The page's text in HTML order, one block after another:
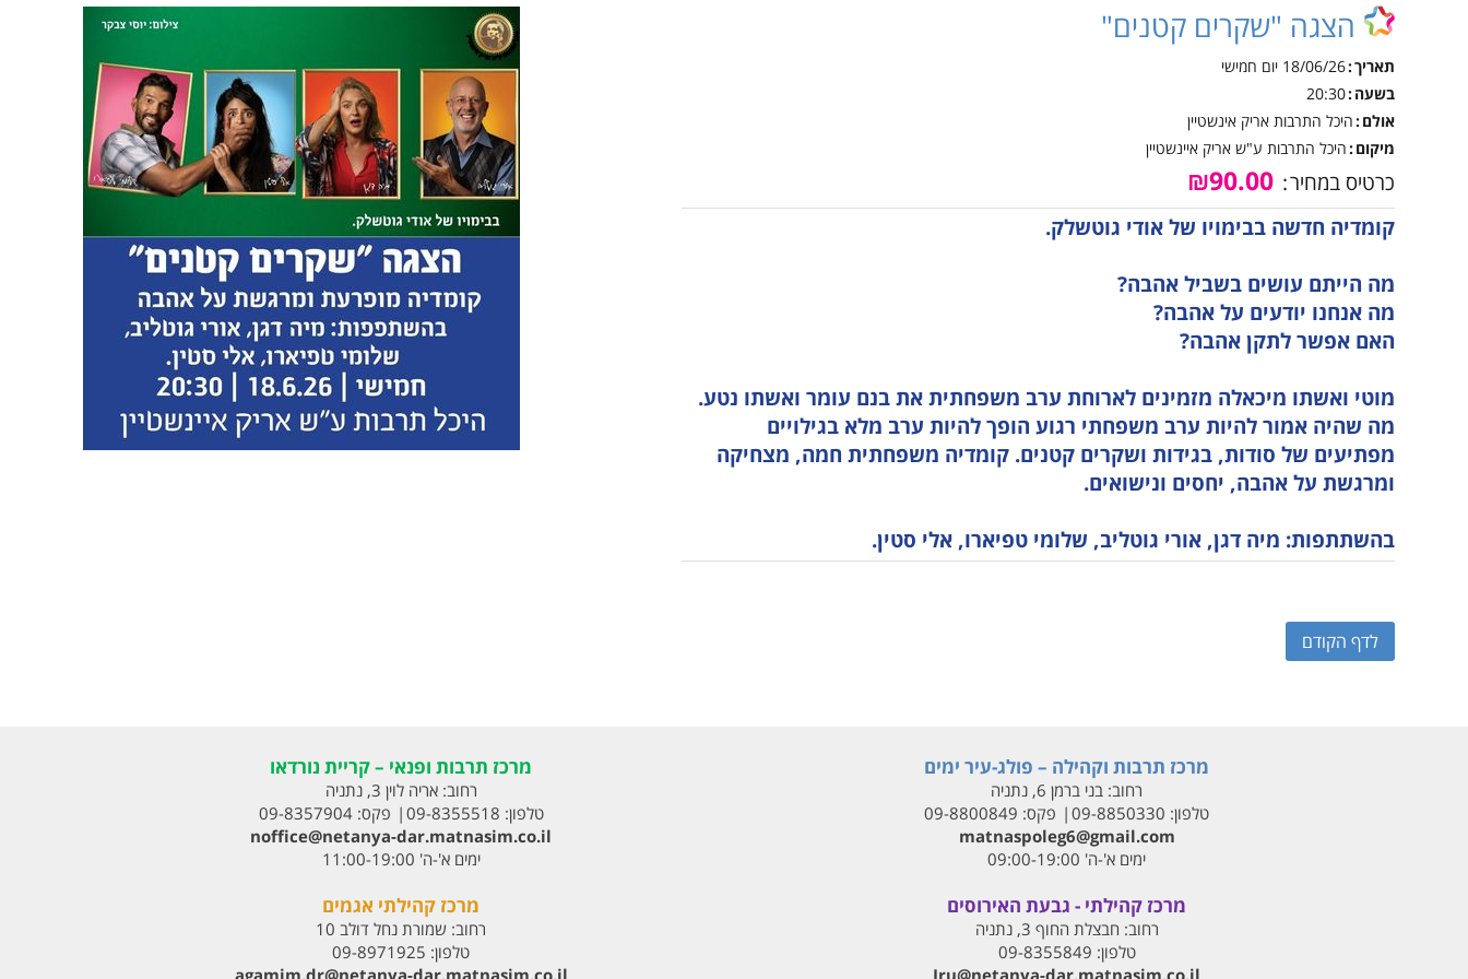
אינטראקטיבית קייטנות
קיץ
נהלי הרשמה לקייטנות
הקיץ
נגישות והשתלבות
הצגה "שקרים קטנים"
תאריך 18/06/26 יום חמישי
בשעה 20:30
אולם היכל התרבות אריק אינשטיין
מיקום היכל התרבות ע"ש אריק איינשטיין
כרטיס במחיר ₪90.00
קומדיה חדשה בבימויו של אודי גוטשלק.
מה הייתם עושים בשביל אהבה?
מה אנחנו יודעים על אהבה?
האם אפשר לתקן אהבה?
מוטי ואשתו מיכאלה מזמינים לארוחת ערב משפחתית את בנם עומר ואשתו נטע.
מה שהיה אמור להיות ערב משפחתי רגוע הופך להיות ערב מלא בגילויים
מפתיעים של סודות, בגידות ושקרים קטנים. קומדיה משפחתית חמה, מצחיקה
ומרגשת על אהבה, יחסים ונישואים.
בהשתתפות: מיה דגן, אורי גוטליב, שלומי טפיארו, אלי סטין.
לדף הקודם
מרכז תרבות וקהילה – פולג-עיר ימים
רחוב: בני ברמן 6, נתניה
טלפון: 09-8850330 פקס: 09-8800849
matnaspoleg6@gmail.com
ימים א'-ה' 09:00-19:00
מרכז תרבות ופנאי – קריית נורדאו
רחוב:אריה לוין 3, נתניה
טלפון: 09-8355518 פקס:09-8357904
noffice@netanya-dar.matnasim.co.il
ימים א'-ה' 11:00-19:00
מרכז קהילתי - גבעת האירוסים
רחוב: חבצלת החוף 3, נתניה
טלפון: 09-8355849
Iru@netanya-dar.matnasim.co.il‏
מרכז קהילתי אגמים
רחוב: שמורת נחל דולב 10
טלפון: 09-8971925
agamim.dr@netanya-dar.matnasim.co.il‏